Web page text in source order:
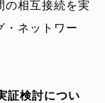
の相互接続を実
・ネットワー
証検討につい